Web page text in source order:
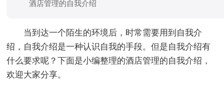
酒店管理的自我介绍
当到达一个陌生的环境后，时常需要用到自我介
绍，自我介绍是一种认识自我的手段。但是自我介绍有
什么要求呢？下面是小编整理的酒店管理的自我介绍，
欢迎大家分享。